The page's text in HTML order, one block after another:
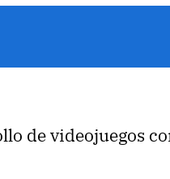
de videojuegos